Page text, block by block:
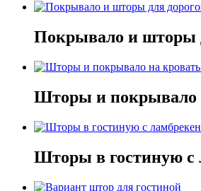
Покрывало и шторы
Шторы и покрывало
Шторы в гостиную с